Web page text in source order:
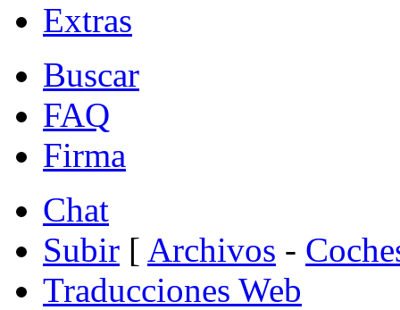
Extras
Buscar
FAQ
Firma
Chat
Subir [ Archivos -
Traducciones Web